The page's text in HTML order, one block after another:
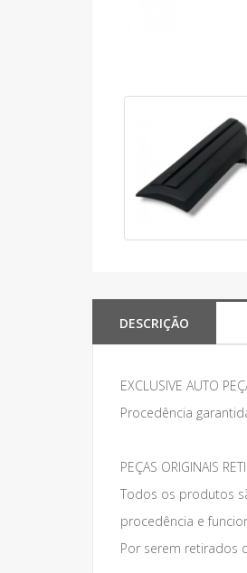
DESCRIÇÃO
EXCLUSIVE AUTO
Procedência
PEÇAS ORIGINAIS
Todos os produtos
procedência e
Por serem retirados